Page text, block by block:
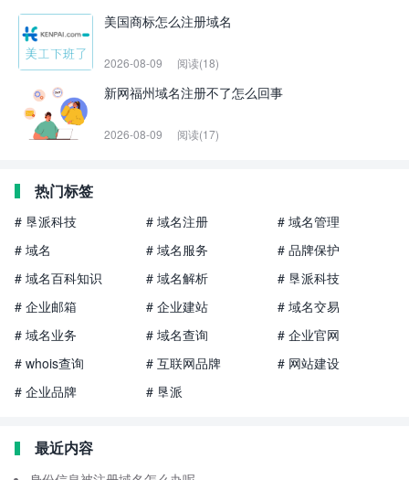
美国商标怎么注册域名
2026-08-09 阅读(18)
新网福州域名注册不了怎么回事
2026-08-09 阅读(17)
热门标签
# 垦派科技 # 域名注册
# 域名管理
# 域名
# 域名服务
# 品牌保护
# 域名百科知识
# 域名解析
# 垦派科技
# 企业邮箱
# 企业建站
# 域名交易
# 域名业务
# 域名查询
# 企业官网
# whois查询
# 互联网品牌
# 网站建设
# 企业品牌
# 垦派
最近内容